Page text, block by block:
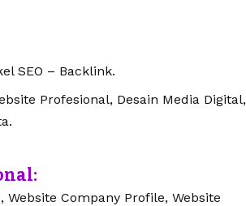
SEO – Backlink.
Profesional, Desain Media Digital,
Website Company Profile, Website